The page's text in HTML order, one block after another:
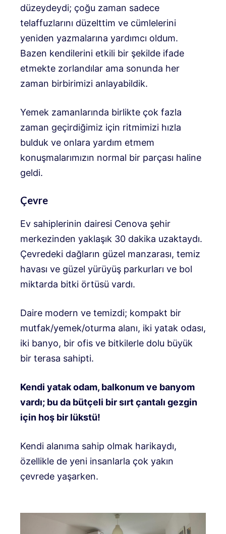
düzeydeydi; çoğu zaman sadece
telaffuzlarını düzelttim ve cümlelerini
yeniden yazmalarına yardımcı oldum.
Bazen kendilerini etkili bir şekilde ifade
etmekte zorlandılar ama sonunda her
zaman birbirimizi anlayabildik.
Yemek zamanlarında birlikte çok fazla
zaman geçirdiğimiz için ritmimizi hızla
bulduk ve onlara yardım etmem
konuşmalarımızın normal bir parçası haline
geldi.
Çevre
Ev sahiplerinin dairesi Cenova şehir
merkezinden yaklaşık 30 dakika uzaktaydı.
Çevredeki dağların güzel manzarası, temiz
havası ve güzel yürüyüş parkurları ve bol
miktarda bitki örtüsü vardı.
Daire modern ve temizdi; kompakt bir
mutfak/yemek/oturma alanı, iki yatak odası,
iki banyo, bir ofis ve bitkilerle dolu büyük
bir terasa sahipti.
Kendi yatak odam, balkonum ve banyom
vardı; bu da bütçeli bir sırt çantalı gezgin
için hoş bir lükstü!
Kendi alanıma sahip olmak harikaydı,
özellikle de yeni insanlarla çok yakın
çevrede yaşarken.